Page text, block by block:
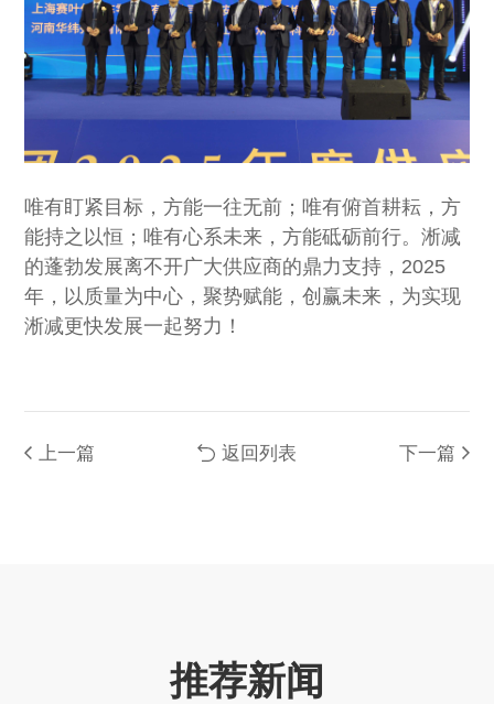
唯有盯紧目标，方能一往无前；唯有俯首耕耘，方
能持之以恒；唯有心系未来，方能砥砺前行。淅减
的蓬勃发展离不开广大供应商的鼎力支持，2025
年，以质量为中心，聚势赋能，创赢未来，为实现
淅减更快发展一起努力！
上一篇 返回列表 下一篇
推荐新闻